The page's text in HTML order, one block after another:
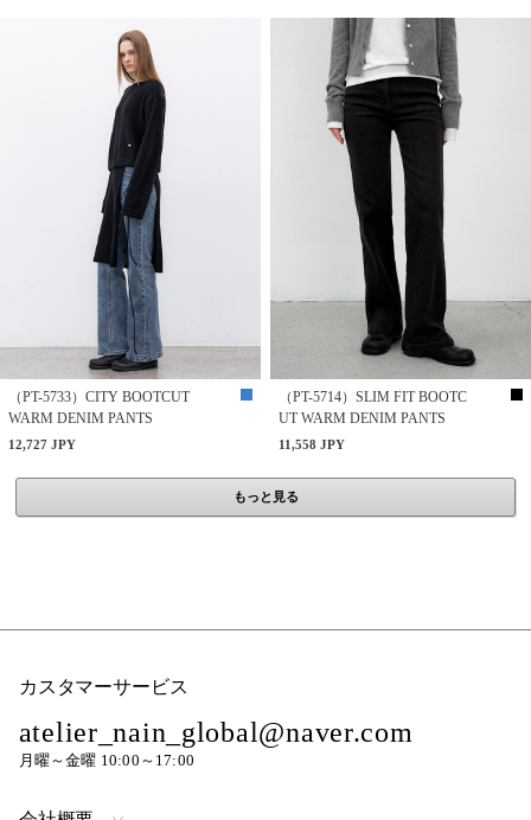
（PT-5733）CITY BOOTCUT
WARM DENIM PANTS
12,727 JPY
（PT-5714）SLIM FIT BOOTC
UT WARM DENIM PANTS
11,558 JPY
もっと見る
カスタマーサービス
atelier_nain_global@naver.com
月曜～金曜 10:00～17:00